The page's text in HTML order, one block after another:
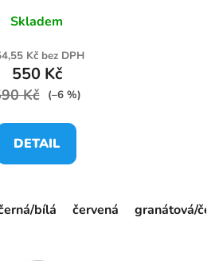
Skladem
Kč bez DPH
550 Kč
Kč (–6 %)
DETAIL
bílá červená granátová/